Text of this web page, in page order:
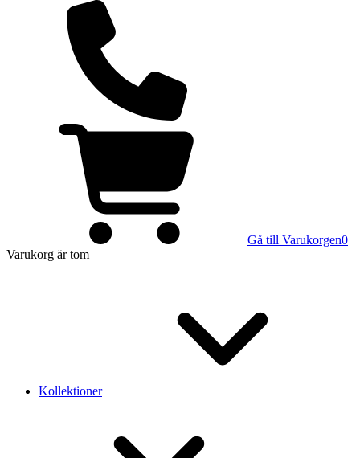
Gå till Varukorgen0
Varukorg är tom
Kollektioner